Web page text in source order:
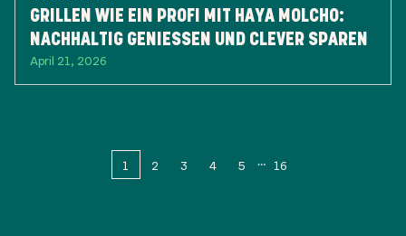
GRILLEN WIE EIN PROFI MIT HAYA MOLCHO:
NACHHALTIG GENIESSEN UND CLEVER SPAREN
April 21, 2026
1 2 3 4 5 16